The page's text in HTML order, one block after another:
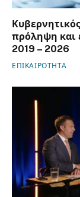
πρόληψη και
2019 – 2026
ΕΠΙΚΑΙΡΟΤΗΤΑ